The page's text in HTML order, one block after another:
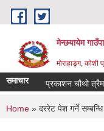
Skip to main content
मेन्छयायेम
मोराहाङ्ग, कोशी
समाचारस्वत प्रकाशन चौथो
You are
Home » दररेट पेश गर्ने